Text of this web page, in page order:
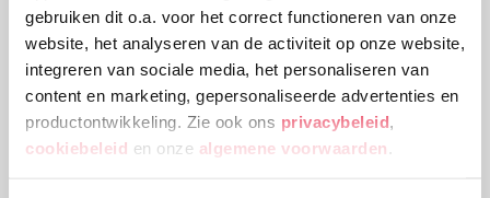
gebruiken dit o.a. voor het correct functioneren van onze
website, het analyseren van de activiteit op onze website,
integreren van sociale media, het personaliseren van
content en marketing, gepersonaliseerde advertenties en
productontwikkeling. Zie ook ons privacybeleid
cookiebeleid en onze algemene voorwaarden
Meer artikelen